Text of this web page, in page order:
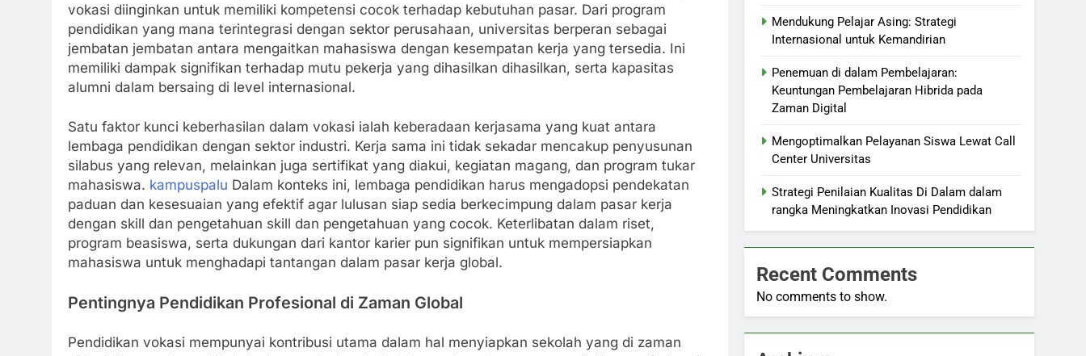
vokasi diinginkan untuk memiliki kompetensi cocok terhadap kebutuhan pasar. Dari program
pendidikan yang mana terintegrasi dengan sektor perusahaan, universitas berperan sebagai
jembatan jembatan antara mengaitkan mahasiswa dengan kesempatan kerja yang tersedia. Ini
memiliki dampak signifikan terhadap mutu pekerja yang dihasilkan dihasilkan, serta kapasitas
alumni dalam bersaing di level internasional.
Satu faktor kunci keberhasilan dalam vokasi ialah keberadaan kerjasama yang kuat antara
lembaga pendidikan dengan sektor industri. Kerja sama ini tidak sekadar mencakup penyusunan
silabus yang relevan, melainkan juga sertifikat yang diakui, kegiatan magang, dan program tukar
mahasiswa. kampuspalu Dalam konteks ini, lembaga pendidikan harus mengadopsi pendekatan
paduan dan kesesuaian yang efektif agar lulusan siap sedia berkecimpung dalam pasar kerja
dengan skill dan pengetahuan skill dan pengetahuan yang cocok. Keterlibatan dalam riset,
program beasiswa, serta dukungan dari kantor karier pun signifikan untuk mempersiapkan
mahasiswa untuk menghadapi tantangan dalam pasar kerja global.
Pentingnya Pendidikan Profesional di Zaman Global
Pendidikan vokasi mempunyai kontribusi utama dalam hal menyiapkan sekolah yang di zaman
Mendukung Pelajar Asing: Strategi
Internasional untuk Kemandirian
Penemuan di dalam Pembelajaran:
Keuntungan Pembelajaran Hibrida pada
Zaman Digital
Mengoptimalkan Pelayanan Siswa Lewat Call
Center Universitas
Strategi Penilaian Kualitas Di Dalam dalam
rangka Meningkatkan Inovasi Pendidikan
Recent Comments
No comments to show.